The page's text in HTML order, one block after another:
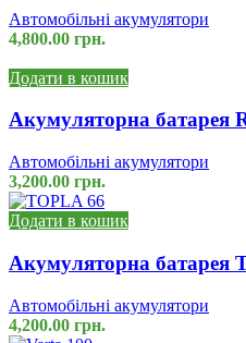
Автомобільні акумулятори
4,800.00 грн.
Додати в кошик
Акумуляторна батарея
Автомобільні акумулятори
3,200.00 грн.
Додати в кошик
Акумуляторна батарея
Автомобільні акумулятори
4,200.00 грн.